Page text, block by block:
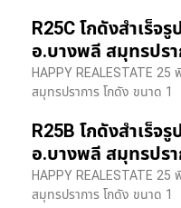
R25C โกดังสำเร็จ
อ.บางพลี สมุทรปร
HAPPY REALESTATE 25
สมุทรปราการ โกดัง ขนาด 1
R25B โกดังสำเร็จ
อ.บางพลี สมุทรปร
HAPPY REALESTATE 25
สมุทรปราการ โกดัง ขนาด 1